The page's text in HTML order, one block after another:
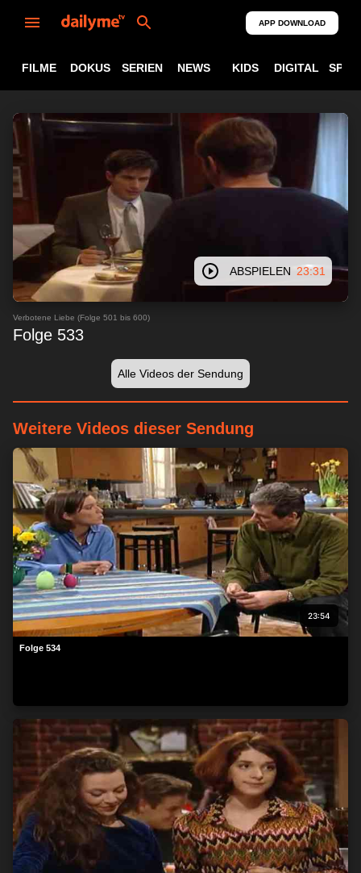
APP DOWNLOAD
FILME DOKUS SERIEN NEWS KIDS DIGITAL
ABSPIELEN 23:31
Verbotene Liebe (Folge 501 bis 600)
Folge 533
Alle Videos der Sendung
Weitere Videos dieser Sendung
23:54
Folge 534